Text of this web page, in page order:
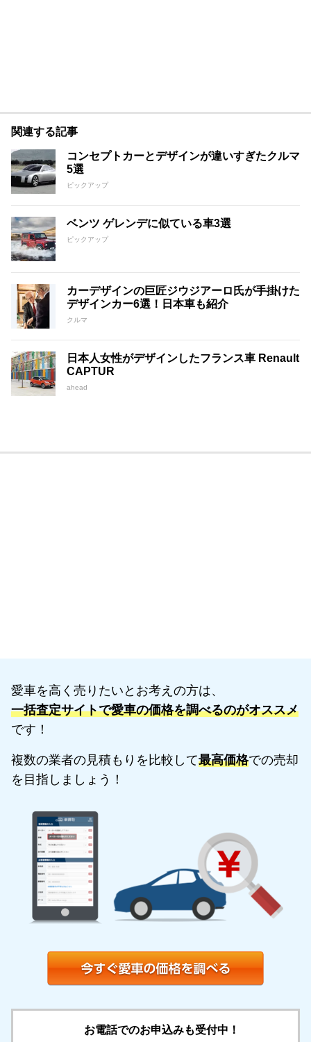
関連する記事
コンセプトカーとデザインが違いすぎたクルマ
5選
ピックアップ
ベンツ ゲレンデに似ている車3選
ピックアップ
カーデザインの巨匠ジウジアーロ氏が手掛けた
デザインカー6選！日本車も紹介
クルマ
日本人女性がデザインしたフランス車 Renault
CAPTUR
ahead
愛車を高く売りたいとお考えの方は、
一括査定サイトで愛車の価格を調べるのがオススメ
です！
複数の業者の見積もりを比較して最高価格での売却
を目指しましょう！
お電話でのお申込みも受付中！